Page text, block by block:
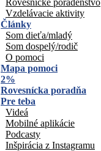
Rovesnícke poradenstvo
Vzdelávacie aktivity
Články
Som dieťa/mladý
Som dospelý/rodič
O pomoci
Mapa pomoci
2%
Rovesnícka poradňa
Pre teba
Videá
Mobilné aplikácie
Podcasty
Inšpirácia z Instagramu